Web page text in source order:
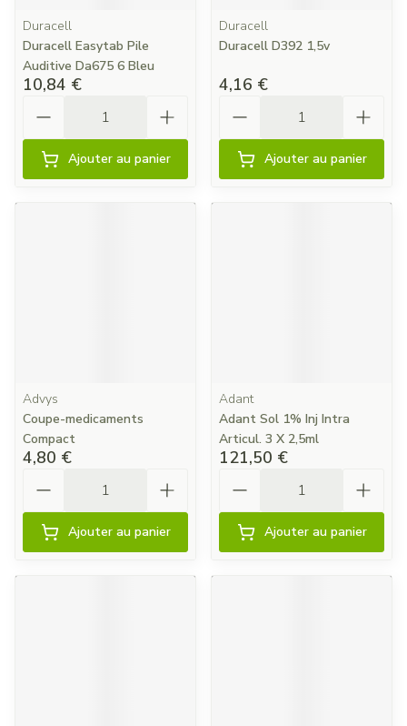
Duracell
Duracell Easytab Pile
Auditive Da675 6 Bleu
10,84 €
Ajouter au panier
Duracell
Duracell D392 1,5v
4,16 €
Ajouter au panier
Advys
Coupe-medicaments
Compact
4,80 €
Ajouter au panier
Adant
Adant Sol 1% Inj Intra
Articul. 3 X 2,5ml
121,50 €
Ajouter au panier